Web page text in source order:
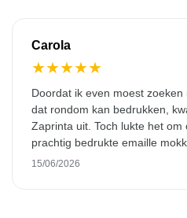
Carola
★★★★★
Doordat ik even moest
dat rondom kan bedrukken,
Zaprinta uit. Toch lukte het om
prachtig bedrukte emaille
ben daar heel blij mee. Hartelijk
15/06/2026